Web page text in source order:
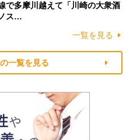
で多摩川越えて「川崎の大衆酒
ス…
一覧を見る
一覧を見る